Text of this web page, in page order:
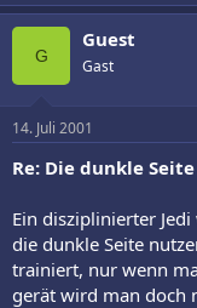
G
Guest
Gast
14. Juli 2001
Re: Die dunkle
Ein disziplinierter
die dunkle Seite
trainiert, nur wenn
gerät wird man doch